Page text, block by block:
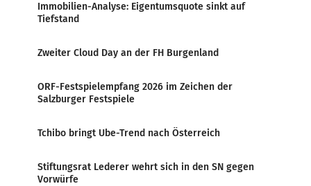
Immobilien-Analyse: Eigentumsquote sinkt auf
Tiefstand
Zweiter Cloud Day an der FH Burgenland
ORF-Festspielempfang 2026 im Zeichen der
Salzburger Festspiele
Tchibo bringt Ube-Trend nach Österreich
Stiftungsrat Lederer wehrt sich in den SN gegen
Vorwürfe